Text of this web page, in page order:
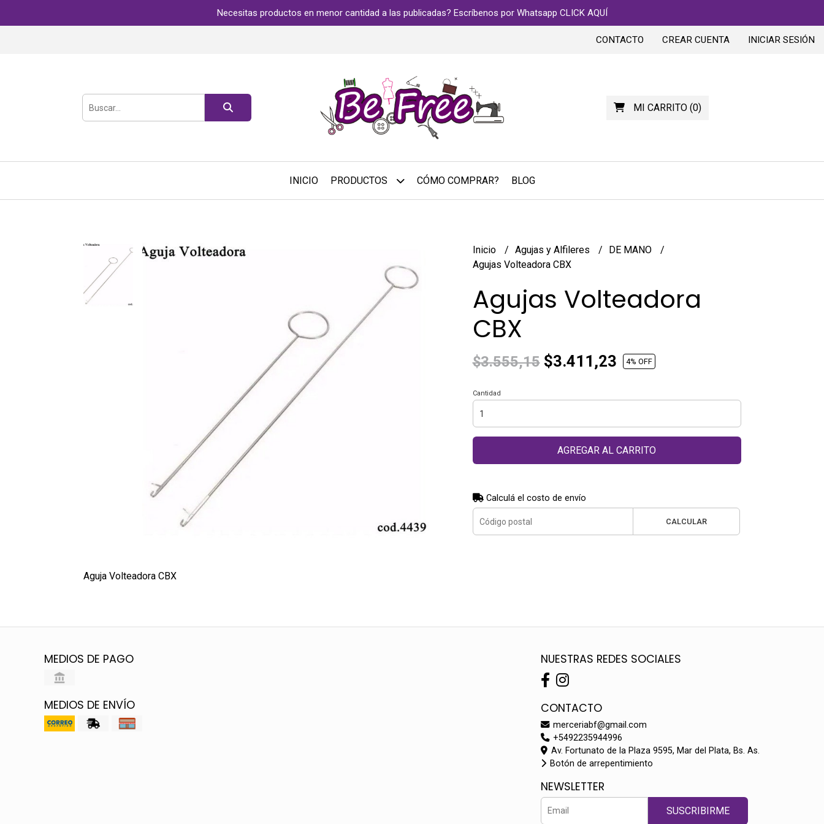
Necesitas productos en menor cantidad a las publicadas? Escríbenos por Whatsapp CLICK AQUÍ
CONTACTO CREAR CUENTA INICIAR SESIÓN
MI CARRITO(0)
INICIO PRODUCTOS CÓMO COMPRAR? BLOG
Aguja Volteadora CBX
Inicio Agujas y Alfileres
DE MANO
Agujas Volteadora CBX
Agujas Volteadora
CBX
$3.555,15$3.411,23 4% OFF
Cantidad
AGREGAR AL CARRITO
Calculá el costo de envío
CALCULAR
MEDIOS DE PAGO
MEDIOS DE ENVÍO
NUESTRAS REDES SOCIALES
CONTACTO
merceriabf@gmail.com
+5492235944996
Av. Fortunato de la Plaza 9595, Mar del Plata, Bs. As.
Botón de arrepentimiento
NEWSLETTER
SUSCRIBIRME